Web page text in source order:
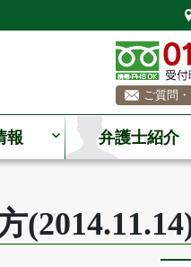
ご質問
報 弁護士紹介